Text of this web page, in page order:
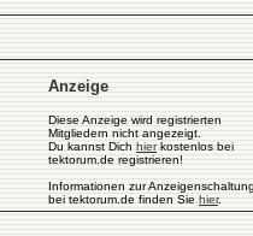
Anzeige
Diese Anzeige wird registrierten
Mitgliedern nicht angezeigt.
Du kannst Dich hierkostenlos bei
tektorum.de registrieren!
Informationen zur Anzeigenschaltung
bei tektorum.de finden Sie hier.